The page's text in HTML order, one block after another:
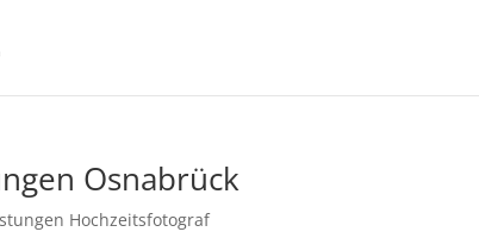
Osnabrück
Hochzeitsfotograf